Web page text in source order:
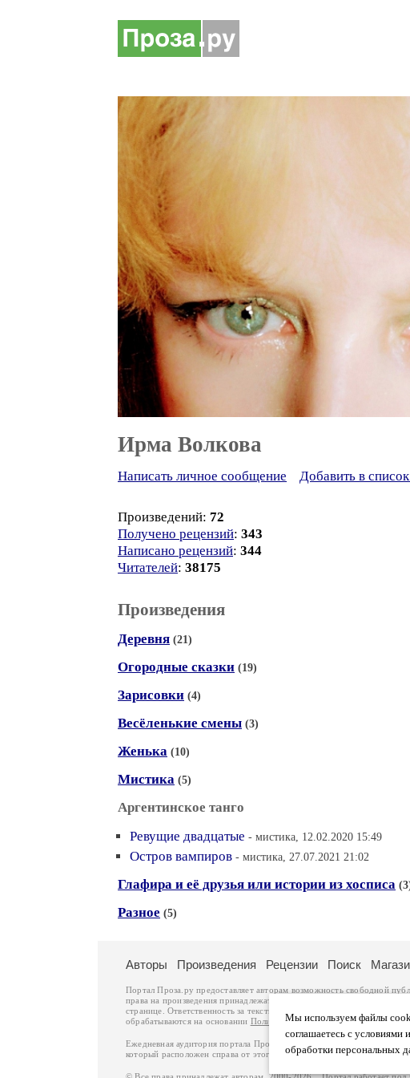
Ирма Волкова
Написать личное сообщение Добавить в
Произведений: 72
Получено рецензий: 343
Написано рецензий: 344
Читателей: 38175
Произведения
Деревня (21)
Огородные сказки (19)
Зарисовки (4)
Весёленькие смены (3)
Женька (10)
Мистика (5)
Аргентинское танго
Ревущие двадцатые - мистика, 12.02.2020 15:49
Остров вампиров - мистика, 27.07.2021 21:02
Глафира и её друзья или истории из хосписа
Разное (5)
Мы используем файлы
соглашаетесь с условиями
обработки персональных
Авторы Произведения Рецензии Поиск
Портал Проза.ру предоставляет авторам возможность свободной
права на произведения принадлежат авторам и охраняются
.
странице. Ответственность за тексты произведений авторы несут
обрабатываются на основании Политики обработки персональных
Ежедневная аудитория портала Проза.ру – порядка 100 тысяч
который расположен справа от этого текста. В каждой графе